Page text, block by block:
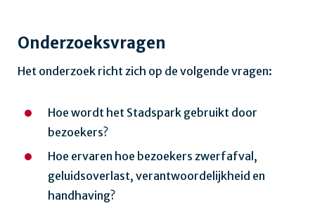
Onderzoeksvragen
Het onderzoek richt zich op de volgende vragen:
Hoe wordt het Stadspark gebruikt door
bezoekers?
Hoe ervaren hoe bezoekers zwerfafval,
geluidsoverlast, verantwoordelijkheid en
handhaving?